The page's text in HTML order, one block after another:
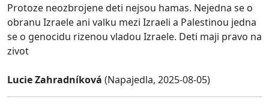
Protoze neozbrojene deti nejsou hamas. Nejedna se o
obranu Izraele ani valku mezi Izraeli a Palestinou jedna
se o genocidu rizenou vladou Izraele. Deti maji pravo na
zivot
Lucie Zahradníková (Napajedla, 2025-08-05)